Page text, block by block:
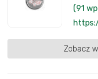
(91
Zobacz